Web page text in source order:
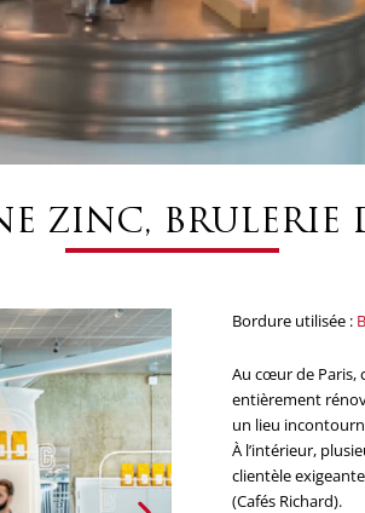
ZINC, BRULERIE
Bordure utilisée :
Au cœur de Paris,
entièrement
un lieu
À l’intérieur,
clientèle
(Cafés Richard).